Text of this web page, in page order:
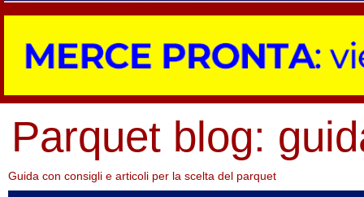
Parquet blog:
Guida con consigli e articoli per la scelta del parquet